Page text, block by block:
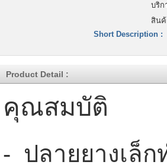
บริก
สิน
Short Description :
Product Detail :
คุณสมบัติ
- ปลายยางเล็ก